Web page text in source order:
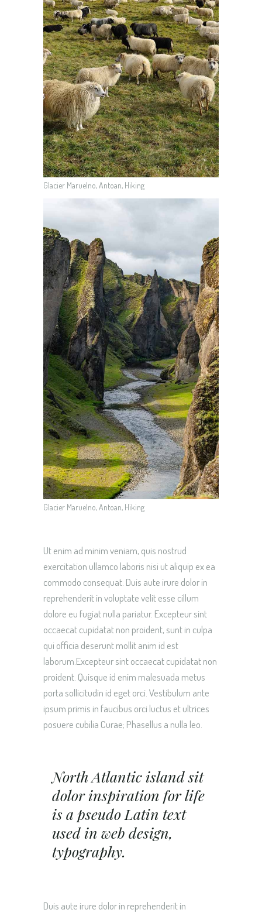
Glacier Maruelno, Antoan, Hiking
Glacier Maruelno, Antoan, Hiking
Ut enim ad minim veniam, quis nostrud
exercitation ullamco laboris nisi ut aliquip ex ea
commodo consequat. Duis aute irure dolor in
reprehenderit in voluptate velit esse cillum
dolore eu fugiat nulla pariatur. Excepteur sint
occaecat cupidatat non proident, sunt in culpa
qui officia deserunt mollit anim id est
laborum.Excepteur sint occaecat cupidatat non
proident. Quisque id enim malesuada metus
porta sollicitudin id eget orci. Vestibulum ante
ipsum primis in faucibus orci luctus et ultrices
posuere cubilia Curae; Phasellus a nulla leo.
North Atlantic island sit
dolor inspiration for life
is a pseudo Latin text
used in web design,
typography.
Duis aute irure dolor in reprehenderit in